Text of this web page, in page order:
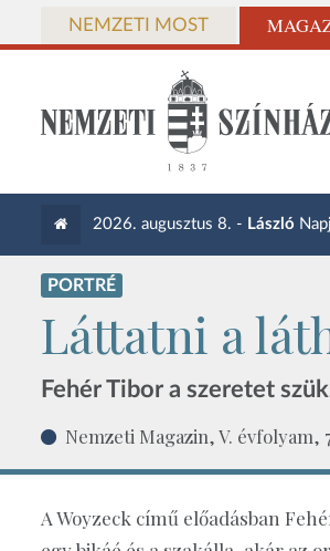
NEMZETI MOST
2026. augusztus 8. - László
PORTRÉ
Láttatni a
Fehér Tibor a szeretet
Nemzeti Magazin, V. évfolyam,
A Woyzeck című előadásban